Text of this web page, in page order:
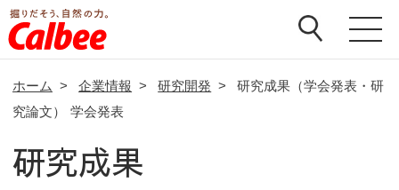
ホーム > 企業情報 > 研究開発 >
研究成果（学会発表・研
究論文）
学会発表
研究成果